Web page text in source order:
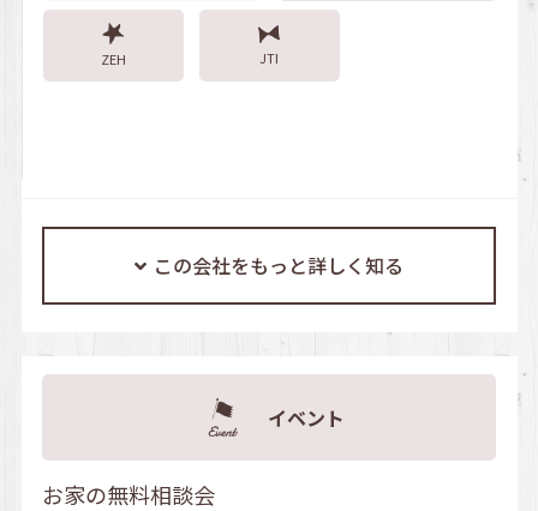
ZEH JTI
この会社をもっと詳しく知る
イベント
お家の無料相談会